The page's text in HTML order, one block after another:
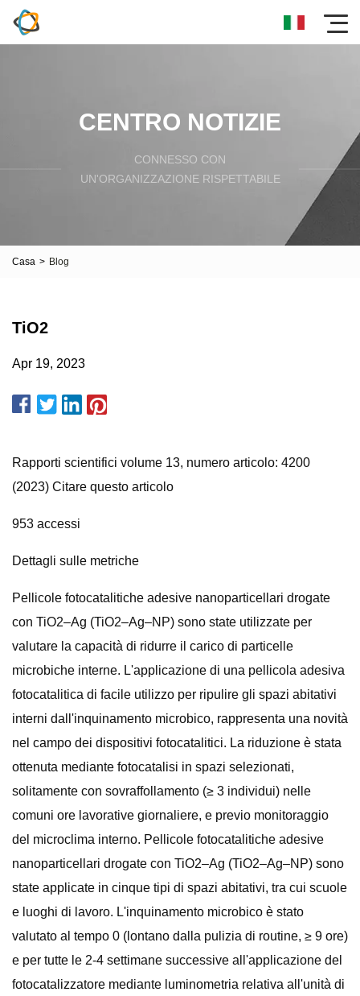
CENTRO NOTIZIE
CONNESSO CON
UN'ORGANIZZAZIONE RISPETTABILE
Casa > Blog
TiO2
Apr 19, 2023
Rapporti scientifici volume 13, numero articolo: 4200
(2023) Citare questo articolo
953 accessi
Dettagli sulle metriche
Pellicole fotocatalitiche adesive nanoparticellari drogate
con TiO2–Ag (TiO2–Ag–NP) sono state utilizzate per
valutare la capacità di ridurre il carico di particelle
microbiche interne. L'applicazione di una pellicola adesiva
fotocatalitica di facile utilizzo per ripulire gli spazi abitativi
interni dall'inquinamento microbico, rappresenta una novità
nel campo dei dispositivi fotocatalitici. La riduzione è stata
ottenuta mediante fotocatalisi in spazi selezionati,
solitamente con sovraffollamento (≥ 3 individui) nelle
comuni ore lavorative giornaliere, e previo monitoraggio
del microclima interno. Pellicole fotocatalitiche adesive
nanoparticellari drogate con TiO2–Ag (TiO2–Ag–NP) sono
state applicate in cinque tipi di spazi abitativi, tra cui scuole
e luoghi di lavoro. L'inquinamento microbico è stato
valutato al tempo 0 (lontano dalla pulizia di routine, ≥ 9 ore)
e per tutte le 2-4 settimane successive all'applicazione del
fotocatalizzatore mediante luminometria relativa all'unità di